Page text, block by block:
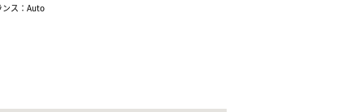
ンス：Auto